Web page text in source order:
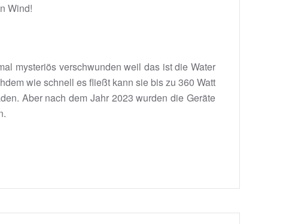
Wind!
mysteriös verschwunden weil das ist die Water
wie schnell es fließt kann sie bis zu 360 Watt
Aber nach dem Jahr 2023 wurden die Geräte